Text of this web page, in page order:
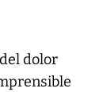
dolor